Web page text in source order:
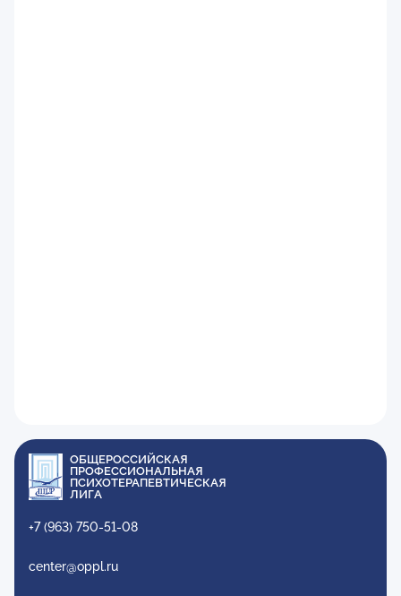
ОБЩЕРОССИЙСКАЯ
ПРОФЕССИОНАЛЬНАЯ
ПСИХОТЕРАПЕВТИЧЕСКАЯ
ЛИГА
+7 (963) 750-51-08
center@oppl.ru